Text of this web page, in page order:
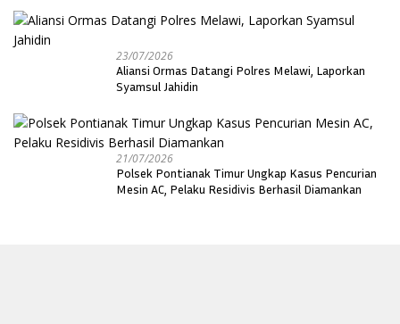
23/07/2026
Aliansi Ormas Datangi Polres Melawi, Laporkan
Syamsul Jahidin
21/07/2026
Polsek Pontianak Timur Ungkap Kasus Pencurian
Mesin AC, Pelaku Residivis Berhasil Diamankan